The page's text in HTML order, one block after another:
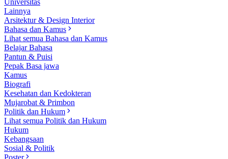
Universitas
Lainnya
Arsitektur & Design Interior
Bahasa dan Kamus
Lihat semua Bahasa dan Kamus
Belajar Bahasa
Pantun & Puisi
Pepak Basa jawa
Kamus
Biografi
Kesehatan dan Kedokteran
Mujarobat & Primbon
Politik dan Hukum
Lihat semua Politik dan Hukum
Hukum
Kebangsaan
Sosial & Politik
Poster